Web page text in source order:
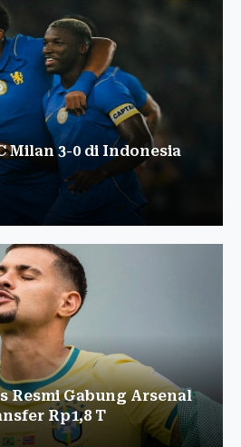
Milan 3-0 di Indonesia
Resmi Gabung Arsenal
Rp1,8 T